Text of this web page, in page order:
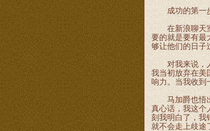
成功的第一步
在新浪聊天室
要的就是要有最
够让他们的日子
对我来说，人
我当初放弃在美
响力。当我收到
马加爵也悟出
真心话，我这
刻我明白了，我
就不会走上歧途